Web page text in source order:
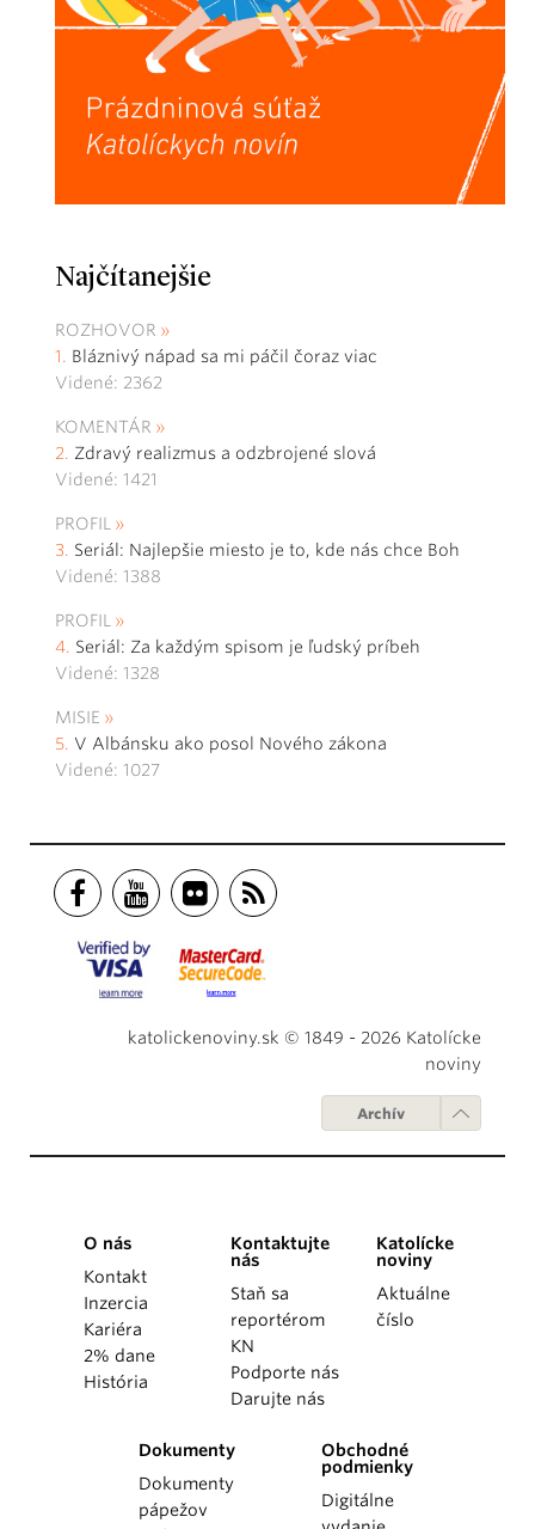
Najčítanejšie
ROZHOVOR
Bláznivý nápad sa mi páčil čoraz viac
Videné: 2362
KOMENTÁR
Zdravý realizmus a odzbrojené slová
Videné: 1421
PROFIL
Seriál: Najlepšie miesto je to, kde nás chce Boh
Videné: 1388
PROFIL
Seriál: Za každým spisom je ľudský príbeh
Videné: 1328
MISIE
V Albánsku ako posol Nového zákona
Videné: 1027
katolickenoviny.sk © 1849 - 2026 Katolícke
noviny
Archív
O nás
Kontakt
Inzercia
Kariéra
2% dane
História
Kontaktujte
nás
Staň sa
reportérom
KN
Podporte nás
Darujte nás
Katolícke
noviny
Aktuálne
číslo
Dokumenty
Dokumenty
pápežov
Obchodné
podmienky
Digitálne